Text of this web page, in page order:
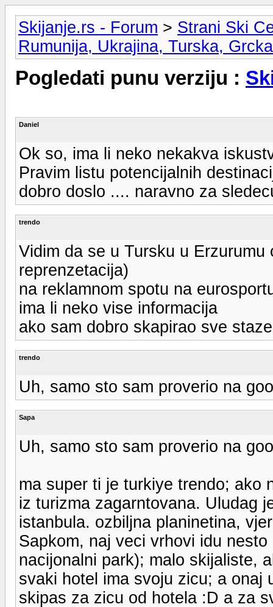
Skijanje.rs - Forum > Strani Ski
Rumunija, Ukrajina, Turska, Grcka
Pogledati punu verziju :
Daniel
Ok so, ima li neko nekakva
Pravim listu potencijalnih
dobro doslo .... naravno za
trendo
Vidim da se u Tursku u
reprenzetacija)
na reklamnom spotu na
ima li neko vise informacija
ako sam dobro skapirao sve
trendo
Uh, samo sto sam proverio na
Sapa
Uh, samo sto sam proverio na
ma super ti je turkiye trendo; ako
iz turizma zagarntovana. Uludag
istanbula. ozbiljna planinetina,
Sapkom, naj veci vrhovi idu
nacijonalni park); malo skijaliste,
svaki hotel ima svoju zicu; a onaj
skipas za zicu od hotela :D a za